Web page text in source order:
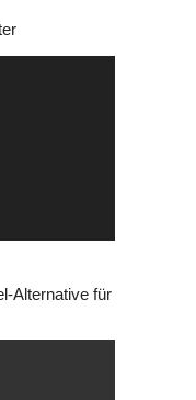
Alternative für